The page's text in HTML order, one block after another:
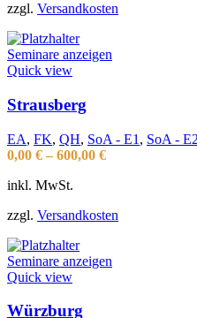
zzgl. Versandkosten
Seminare anzeigen
Quick view
Strausberg
EA, FK, QH, SoA - E1 , SoA - E2
0,00 € – 600,00 €
inkl. MwSt.
zzgl. Versandkosten
Seminare anzeigen
Quick view
Würzburg